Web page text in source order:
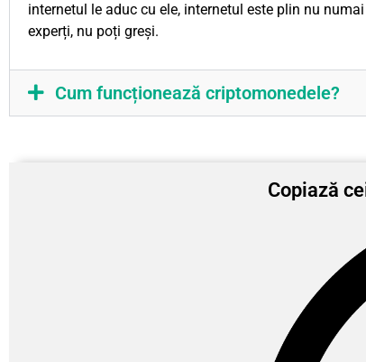
internetul le aduc cu ele, internetul este plin nu
experți, nu poți greși.
Cum funcționează criptomonedele?
Copiază